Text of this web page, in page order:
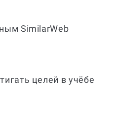
SimilarWeb
целей в учёбе